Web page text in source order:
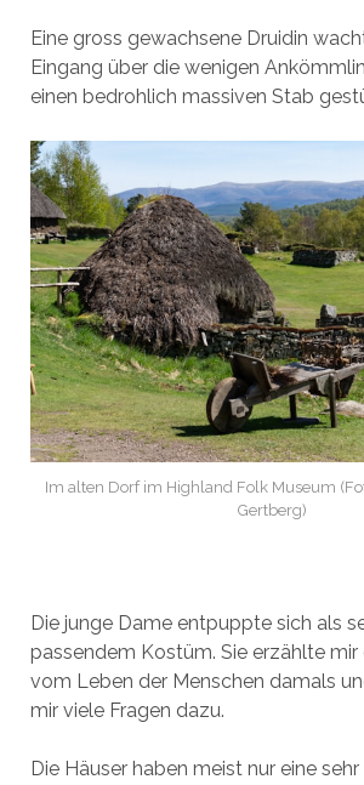
Eine gross gewachsene Druidin
Eingang über die wenigen
einen bedrohlich massiven Stab
Im alten Dorf im Highland Folk Museum
Gertberg)
Die junge Dame entpuppte sich als
passendem Kostüm. Sie erzählte mir
vom Leben der Menschen damals
mir viele Fragen dazu.
Die Häuser haben meist nur eine sehr